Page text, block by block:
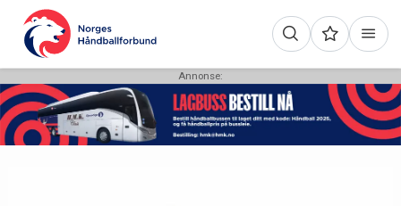
Annonse: